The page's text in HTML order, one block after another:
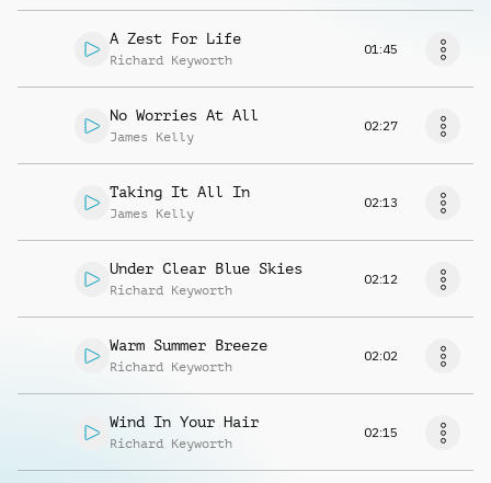
A Zest For Life
Richard Keyworth
01:45
No Worries At All
James Kelly
02:27
Taking It All In
James Kelly
02:13
Under Clear Blue Skies
Richard Keyworth
02:12
Warm Summer Breeze
Richard Keyworth
02:02
Wind In Your Hair
Richard Keyworth
02:15